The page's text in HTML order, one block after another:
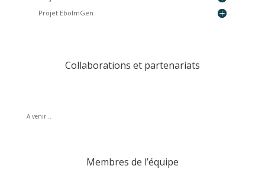
Projet EboImGen
Collaborations et partenariats
A venir…
Membres de l’équipe